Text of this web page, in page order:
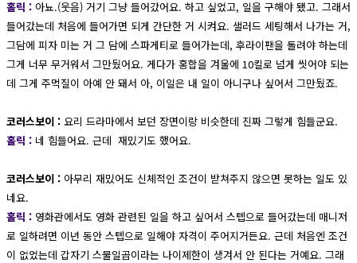
홀릭 : 아뇨.(웃음) 거기 그냥 들어갔어요. 하고 싶었고, 일을 구해야 됐고. 그래서
들어갔는데 처음에 들어가면 되게 간단한 거 시켜요. 샐러드 세팅해서 나가는 거,
그담에 피자 미는 거 그 담에 스파게티로 들어가는데, 후라이팬을 돌려야 하는데
그게 너무 무거워서 그만뒀어요. 게다가 홍합을 겨울에 10킬로 넘게 씻어야 되는
데 그게 주먹질이 아예 안 돼서 아, 이일은 내 일이 아니구나 싶어서 그만뒀죠.
코러스보이 : 요리 드라마에서 보던 장면이랑 비슷한데 진짜 그렇게 힘들군요.
홀릭 : 네 힘들어요. 근데 재밌기도 했어요.
코러스보이 : 아무리 재밌어도 신체적인 조건이 받쳐주지 않으면 못하는 일도 있
네요.
홀릭 : 영화관에서도 영화 관련된 일을 하고 싶어서 스텝으로 들어갔는데 매니저
로 일하려면 이년 동안 스텝으로 일해야 자격이 주어지거든요. 근데 처음엔 조건
이 없었는데 갑자기 스물일곱이라는 나이제한이 생겨서 안 된다는 거예요. 그래